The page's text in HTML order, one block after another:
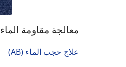
معالجة مقاومة الماء
علاج حجب الماء (AB)